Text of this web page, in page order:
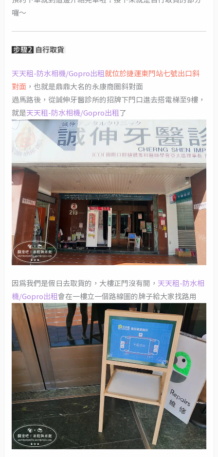
囉～
步驟2 自行取貨
天天租-防水相機/Gopro出租 就位於捷運東門站七號出口斜
對面 ，也就是鼎鼎大名的永康商圈斜對面
過馬路後，從誠伸牙醫診所的招牌下門口進去搭電梯至9樓，
就是天天租-防水相機/Gopro出租 了
因為我們是假日去取貨的，大樓正門沒有開， 天天租-防水相
機/Gopro出租會在一樓立一個路線圖的牌子給大家找路用